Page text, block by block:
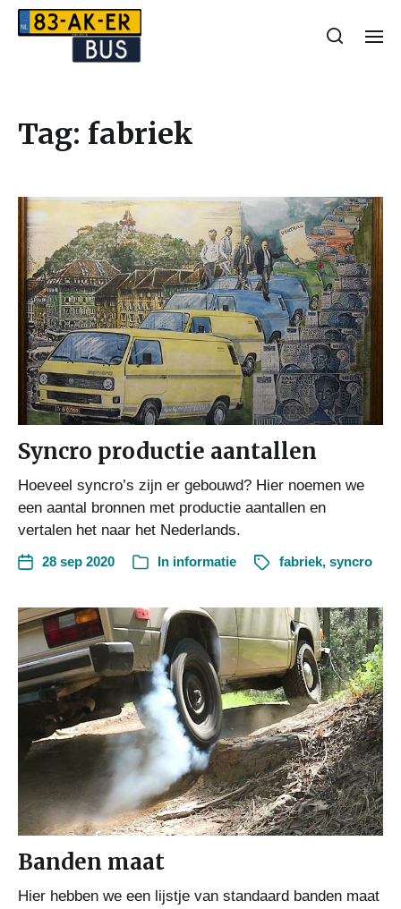
Tag: fabriek
Syncro productie aantallen
Hoeveel syncro’s zijn er gebouwd? Hier noemen we
een aantal bronnen met productie aantallen en
vertalen het naar het Nederlands.
28 sep 2020 In informatie fabriek, syncro
Banden maat
Hier hebben we een lijstje van standaard banden maat